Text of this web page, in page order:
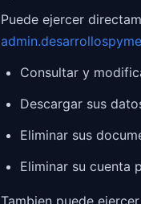
Puede ejercer
Consultar y
Descargar sus
Eliminar sus
Eliminar su cuenta
Tambien puede